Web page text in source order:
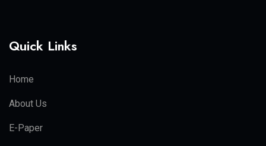
Quick Links
Home
About Us
E-Paper